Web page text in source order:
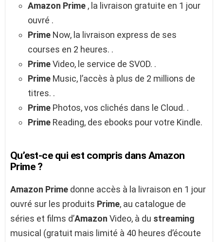
Amazon Prime , la livraison gratuite en 1 jour
ouvré .
Prime Now, la livraison express de ses
courses en 2 heures. .
PrimeVideo, le service de SVOD. .
Prime Music, l’accès à plus de 2 millions de
titres. .
Prime Photos, vos clichés dans le Cloud. .
Prime Reading, des ebooks pour votre Kindle.
Qu’est-ce qui est compris dans Amazon
Prime ?
Amazon Prime donne accès à la livraison en 1 jour
ouvré sur les produits Prime, au catalogue de
séries et films d’Amazon Video, à du streaming
musical (gratuit mais limité à 40 heures d’écoute